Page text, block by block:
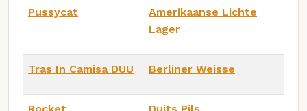
Pussycat
Amerikaanse Lichte
Lager
Tras In Camisa DUU Berliner Weisse